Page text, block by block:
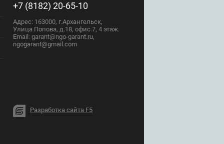
+7 (8182) 20-65-10
Адрес: 163000, г.Архангельск,
Улица Попова, д.18, офис.7, 4 этаж.
Email: garant@ngo-garant.ru,
ngogarant@gmail.com
Разработка сайта F5